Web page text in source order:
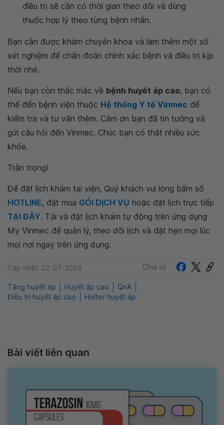
điều trị sẽ cần có thời gian theo dõi và dùng
thuốc hợp lý theo từng bệnh nhân.
Bạn cần được khám chuyên khoa và làm thêm một số
xét nghiệm để chẩn đoán chính xác bệnh và điều trị kịp
thời nhé.
Nếu bạn còn thắc mắc về bệnh huyết áp cao, bạn có
thể đến bệnh viện thuộc Hệ thống Y tế Vinmec để
kiểm tra và tư vấn thêm. Cảm ơn bạn đã tin tưởng và
gửi câu hỏi đến Vinmec. Chúc bạn có thật nhiều sức
khỏe.
Trân trọng!
Để đặt lịch khám tại viện, Quý khách vui lòng bấm số
HOTLINE, đặt mua GÓI DỊCH VỤ hoặc đặt lịch trực tiếp
TẠI ĐÂY. Tải và đặt lịch khám tự động trên ứng dụng
My Vinmec để quản lý, theo dõi lịch và đặt hẹn mọi lúc
mọi nơi ngay trên ứng dụng.
Cập nhật: 22-07-2024 Chia sẻ
Tăng huyết áp Huyết áp cao
QnA
Điều trị huyết áp cao
Holter huyết áp
Bài viết liên quan